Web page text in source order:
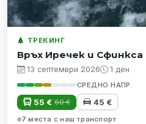
ТРЕКИНГ
Връх Иречек и Сфинкса
13 септември 2026 1 ден
СРЕДНО НАПР.
55 € 60 € 45 €
7 места с наш транспорт